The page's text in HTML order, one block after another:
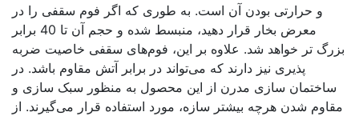
و حرارتی بودن آن است. به طوری که اگر فوم سقفی را در
معرض بخار قرار دهید، منبسط شده و حجم آن تا 40 برابر
تر خواهد شد. علاوه بر این، فوم‌های سقفی خاصیت ضربه
پذیری نیز دارند که می‌تواند در برابر آتش مقاوم باشد. در
سازی مدرن از این محصول به منظور سبک سازی و
شدن هرچه بیشتر سازه، مورد استفاده قرار می‌گیرند. از